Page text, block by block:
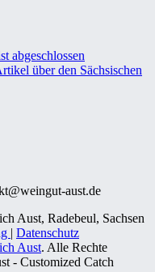
abgeschlossen
über den Sächsischen
aust.de
Aust, Radebeul, Sachsen
| Datenschutz
Aust. Alle Rechte
- Customized Catch